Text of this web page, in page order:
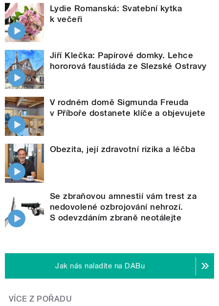
Lydie Romanská: Svatební kytka
k večeři
Jiří Klečka: Papírové domky. Lehce
hororová faustiáda ze Slezské Ostravy
V rodném domě Sigmunda Freuda
v Příboře dostanete klíče a objevujete
Obezita, její zdravotní rizika a léčba
Se zbraňovou amnestií vám trest za
nedovolené ozbrojování nehrozí.
S odevzdáním zbraně neotálejte
Jak nás naladíte na DABu
VÍCE Z POŘADU